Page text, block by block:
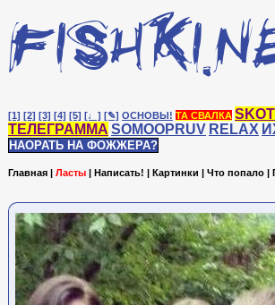
[1] [2] [3] [4] [5] [♩] [✎] ОСНОВЫ! ТА СВАЛКА
ТЕЛЕГРАММА SOMOOPRUV RELAX
НАОРАТЬ НА ФОЖЖЕРА?
Главная | Ласты | Написать! | Картинки | Что попало |